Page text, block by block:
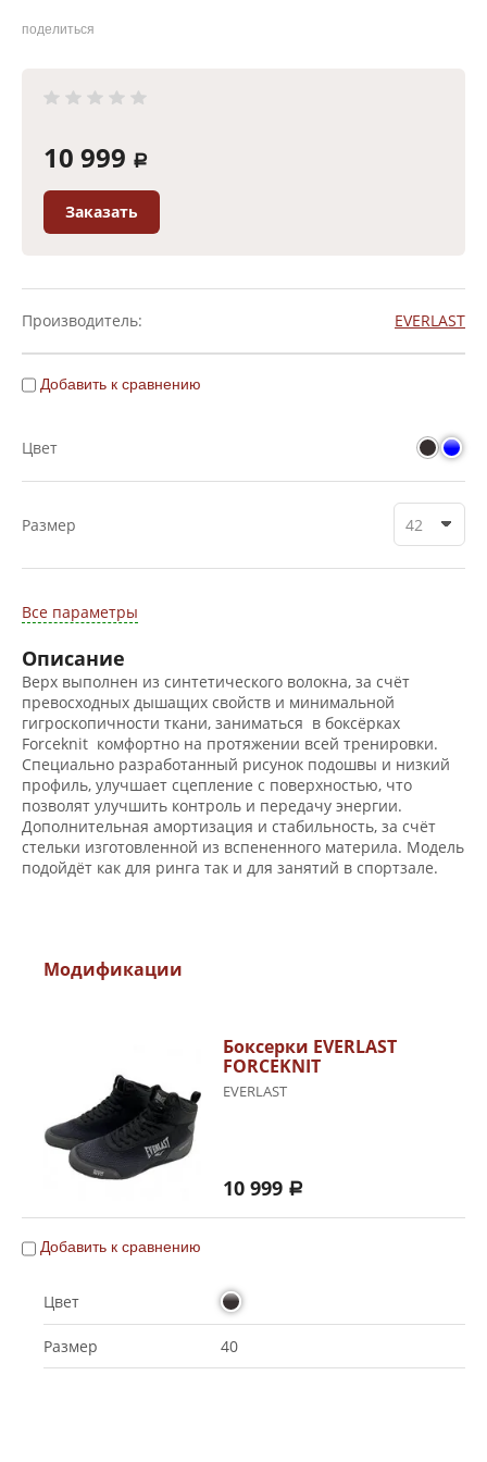
поделиться
10 999 a
Заказать
Производитель: EVERLAST
Добавить к сравнению
Цвет
Размер 42
Все параметры
Описание
Верх выполнен из синтетического волокна, за счёт
превосходных дышащих свойств и минимальной
гигроскопичности ткани, заниматься в боксёрках
Forceknit комфортно на протяжении всей тренировки.
Специально разработанный рисунок подошвы и низкий
профиль, улучшает сцепление с поверхностью, что
позволят улучшить контроль и передачу энергии.
Дополнительная амортизация и стабильность, за счёт
стельки изготовленной из вспененного материла. Модель
подойдёт как для ринга так и для занятий в спортзале.
Модификации
Боксерки EVERLAST
FORCEKNIT
EVERLAST
10 999 a
Добавить к сравнению
Цвет
Размер 40